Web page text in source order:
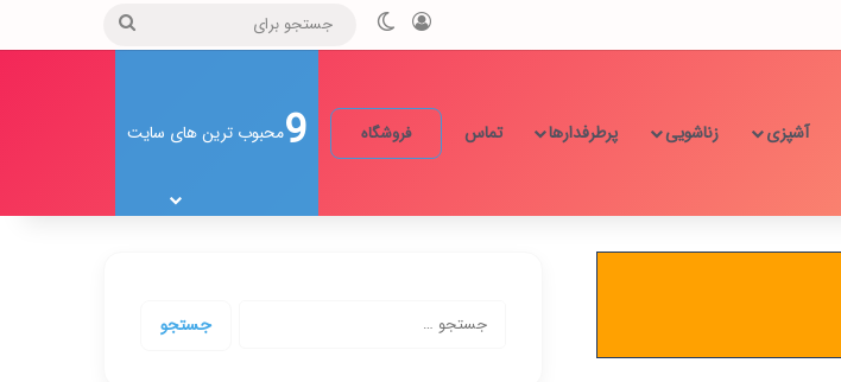
ورود تغییر پوسته
جستجو
آشپزی زناشویی پرطرفدارها تماس فروشگاه 9محبوب ترین های سایت